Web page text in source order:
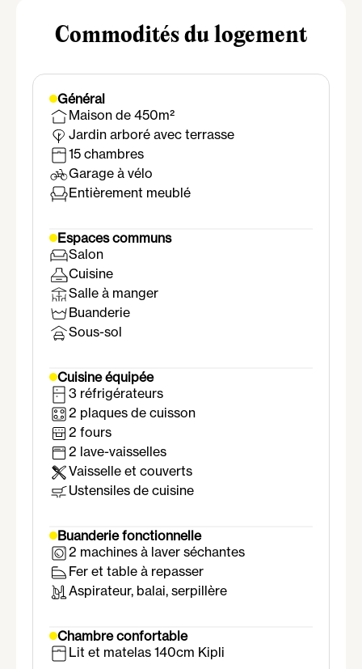
Commodités du logement
Général
Maison de 450m²
Jardin arboré avec terrasse
15 chambres
Garage à vélo
Entièrement meublé
Espaces communs
Salon
Cuisine
Salle à manger
Buanderie
Sous-sol
Cuisine équipée
3 réfrigérateurs
2 plaques de cuisson
2 fours
2 lave-vaisselles
Vaisselle et couverts
Ustensiles de cuisine
Buanderie fonctionnelle
2 machines à laver séchantes
Fer et table à repasser
Aspirateur, balai, serpillère
Chambre confortable
Lit et matelas 140cm Kipli